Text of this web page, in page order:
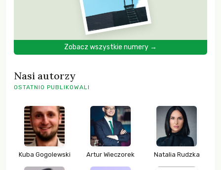
Zobacz wszystkie numery →
Nasi autorzy
OSTATNIO PUBLIKOWALI
Kuba Gogolewski Artur Wieczorek Natalia Rudzka